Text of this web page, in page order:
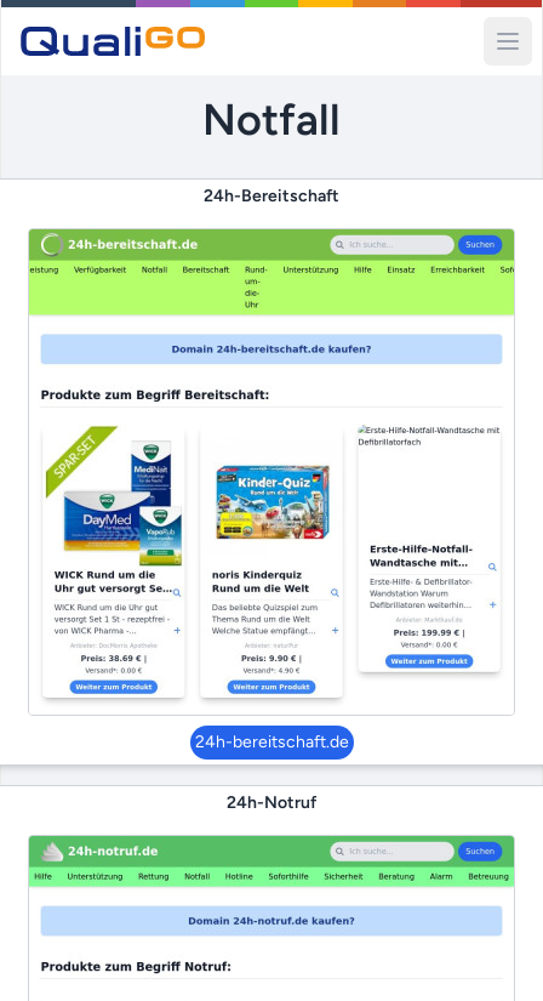
Notfall
24h-Bereitschaft
24h-bereitschaft.de
24h-Notruf